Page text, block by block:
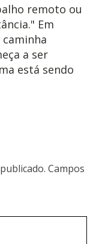
remoto ou
Em
a ser
está sendo
Campos